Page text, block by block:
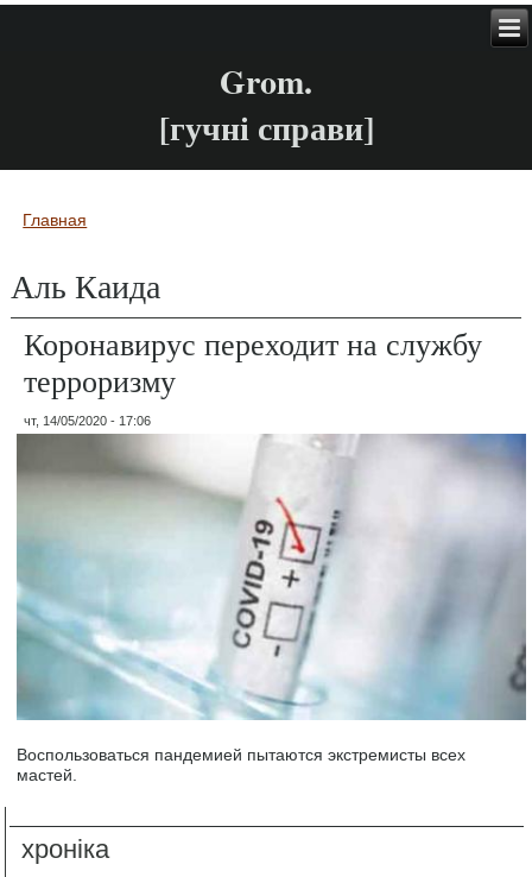
Grom.
[гучні справи]
Вы здесь
Главная
Аль Каида
Коронавирус переходит на службу
терроризму
чт, 14/05/2020 - 17:06
Воспользоваться пандемией пытаются экстремисты всех
мастей.
хроніка